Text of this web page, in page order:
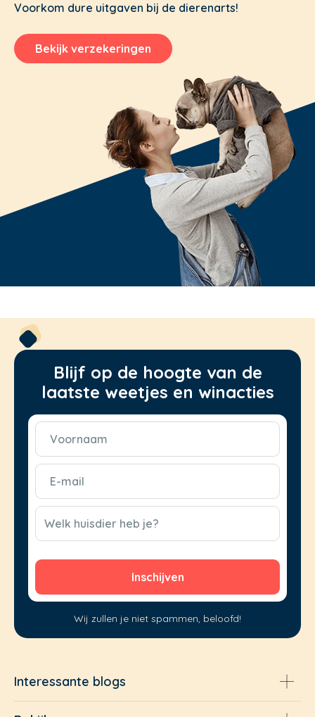
Voorkom dure uitgaven bij de dierenarts!
Bekijk verzekeringen
Blijf op de hoogte van de
laatste weetjes en winacties
Voornaam
(Vereist)
E-
mail
(Vereist)
CAPTCHA
Welk huisdier heb je?
Wij zullen je niet spammen, beloofd!
Interessante blogs